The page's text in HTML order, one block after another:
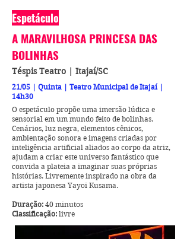
Espetáculo
A MARAVILHOSA PRINCESA DAS
BOLINHAS
Téspis Teatro | Itajaí/SC
21/05 | Quinta | Teatro Municipal de Itajaí |
14h30
O espetáculo propõe uma imersão lúdica e
sensorial em um mundo feito de bolinhas.
Cenários, luz negra, elementos cênicos,
ambientação sonora e imagens criadas por
inteligência artificial aliados ao corpo da atriz,
ajudam a criar este universo fantástico que
convida a plateia a imaginar suas próprias
histórias. Livremente inspirado na obra da
artista japonesa Yayoi Kusama.
Duração: 40 minutos
Classificação: livre